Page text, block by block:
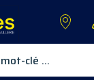
clé ...